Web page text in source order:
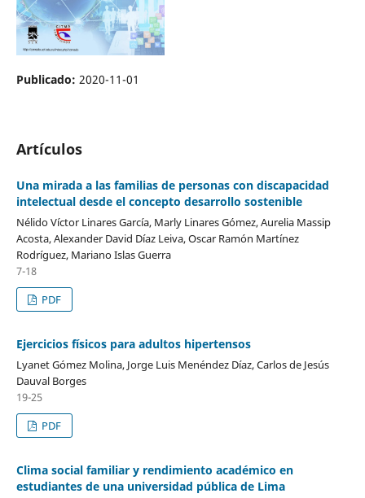
Publicado: 2020-11-01
Artículos
Una mirada a las familias de personas con discapacidad
intelectual desde el concepto desarrollo sostenible
Nélido Víctor Linares García, Marly Linares Gómez, Aurelia Massip
Acosta, Alexander David Díaz Leiva, Oscar Ramón Martínez
Rodríguez, Mariano Islas Guerra
7-18
PDF
Ejercicios físicos para adultos hipertensos
Lyanet Gómez Molina, Jorge Luis Menéndez Díaz, Carlos de Jesús
Dauval Borges
19-25
PDF
Clima social familiar y rendimiento académico en
estudiantes de una universidad pública de Lima